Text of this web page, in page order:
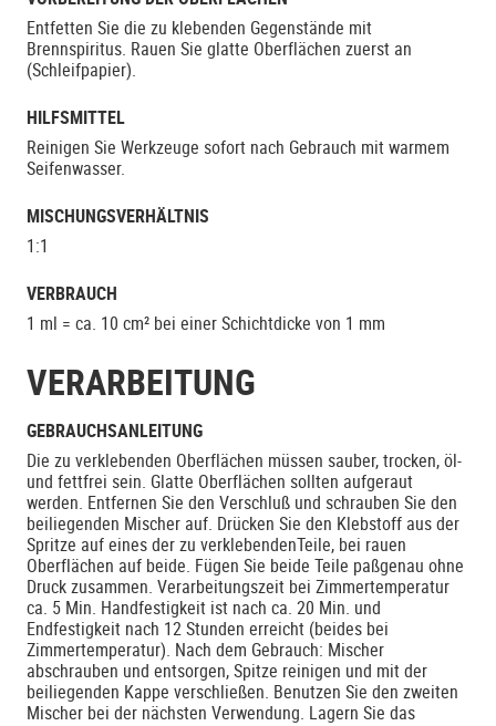
Entfetten Sie die zu klebenden Gegenstände mit
Brennspiritus. Rauen Sie glatte Oberflächen zuerst an
(Schleifpapier).
HILFSMITTEL
Reinigen Sie Werkzeuge sofort nach Gebrauch mit warmem
Seifenwasser.
MISCHUNGSVERHÄLTNIS
1:1
VERBRAUCH
1 ml = ca. 10 cm² bei einer Schichtdicke von 1 mm
VERARBEITUNG
GEBRAUCHSANLEITUNG
Die zu verklebenden Oberflächen müssen sauber, trocken, öl-
und fettfrei sein. Glatte Oberflächen sollten aufgeraut
werden. Entfernen Sie den Verschluß und schrauben Sie den
beiliegenden Mischer auf. Drücken Sie den Klebstoff aus der
Spritze auf eines der zu verklebendenTeile, bei rauen
Oberflächen auf beide. Fügen Sie beide Teile paßgenau ohne
Druck zusammen. Verarbeitungszeit bei Zimmertemperatur
ca. 5 Min. Handfestigkeit ist nach ca. 20 Min. und
Endfestigkeit nach 12 Stunden erreicht (beides bei
Zimmertemperatur). Nach dem Gebrauch: Mischer
abschrauben und entsorgen, Spitze reinigen und mit der
beiliegenden Kappe verschließen. Benutzen Sie den zweiten
Mischer bei der nächsten Verwendung. Lagern Sie das